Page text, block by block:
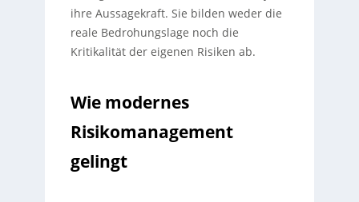
ihre Aussagekraft. Sie bilden weder die
reale Bedrohungslage noch die
Kritikalität der eigenen Risiken ab.
Wie modernes
Risikomanagement
gelingt